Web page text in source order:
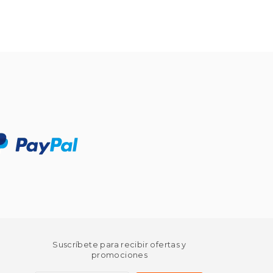
Suscríbete para recibir ofertas y
promociones